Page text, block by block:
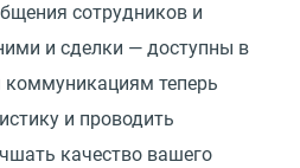
сотрудников и
и сделки — доступны в
теперь
и проводить
качество вашего